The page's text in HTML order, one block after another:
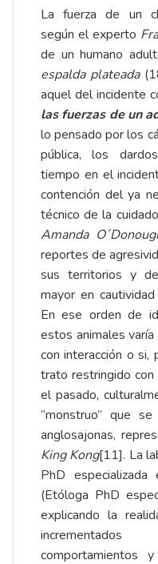
La fuerza de un
según el experto
de un humano
espalda plateada
aquel del incidente
las fuerzas de un
lo pensado por los
pública, los
tiempo en el
contención del ya
técnico de la
Amanda
reportes de
sus territorios y
mayor en
En ese orden de
estos animales
con interacción o si,
trato restringido con
el pasado,
“monstruo” que
anglosajonas,
King Kong[11]. La
PhD
(Etóloga PhD
explicando la
incrementados
comportamientos